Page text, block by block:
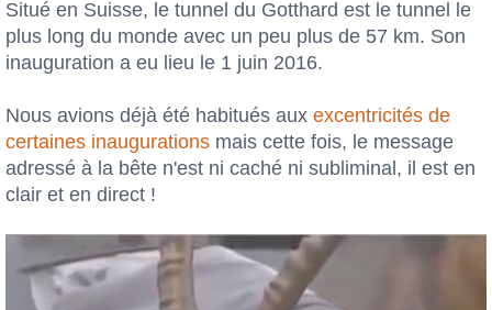
Situé en Suisse, le tunnel du Gotthard est le tunnel le
plus long du monde avec un peu plus de 57 km. Son
inauguration a eu lieu le 1 juin 2016.
Nous avions déjà été habitués aux excentricités de
certaines inaugurations mais cette fois, le message
adressé à la bête n'est ni caché ni subliminal, il est en
clair et en direct !